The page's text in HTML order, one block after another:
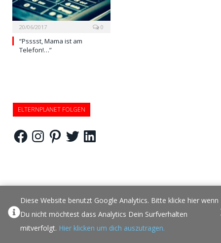
20/06/2017 0
“Psssst, Mama ist am
Telefon!…”
ELTERNPLANET FOLGEN
FacebookInstagramPinterestTwitterLinkedIn
Diese Website benutzt Google Analytics. Bitte klicke hier wenn
Du nicht möchtest dass Analytics Dein Surfverhalten
mitverfolgt. Hier klicken um dich auszutragen.